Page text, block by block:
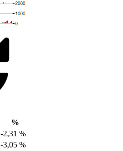
%
-2,31 %
-3,05 %